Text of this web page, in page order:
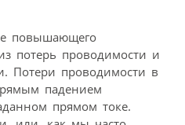
повышающего
потерь проводимости и
Потери проводимости в
падением
прямом токе.